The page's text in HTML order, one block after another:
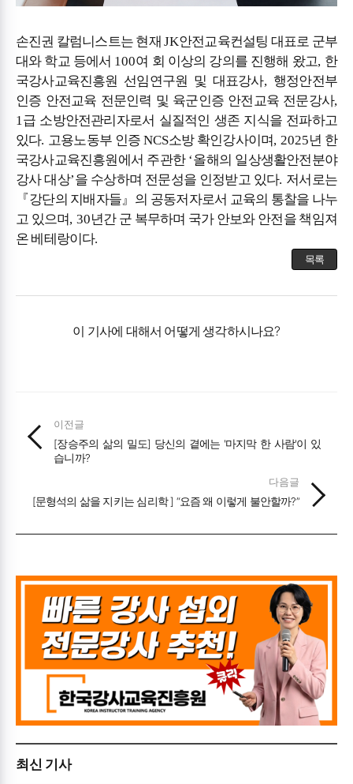
손진권 칼럼니스트는 현재JK안전교육컨설팅 대표로 군부
대와 학교 등에서 100여 회 이상의 강의를 진행해 왔고, 한
국강사교육진흥원 선임연구원 및 대표강사, 행정안전부
인증 안전교육 전문인력 및 육군인증 안전교육 전문강사,
1 급 소방안전관리자로서 실질적인 생존 지식을 전파하고
있다. 고용노동부 인증 NCS소방 확인강사이며, 2025년 한
국강사교육진흥원에서 주관한 ‘올해의 일상생활안전분야
강사 대상’을 수상하며 전문성을 인정받고 있다. 저서로는
『강단의 지배자들 』 의 공동저자로서 교육의 통찰을 나누
고 있으며, 30년간 군 복무하며 국가 안보와 안전을 책임져
온 베테랑이다.
목록
이 기사에 대해서 어떻게 생각하시나요?
이전글
[장승주의 삶의 밀도] 당신의 곁에는 '마지막 한 사람'이 있
습니까?
다음글
[문형석의 삶을 지키는 심리학 ] “요즘 왜 이렇게 불안할까?”
최신 기사